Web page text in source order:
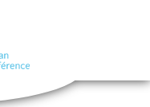
navigation